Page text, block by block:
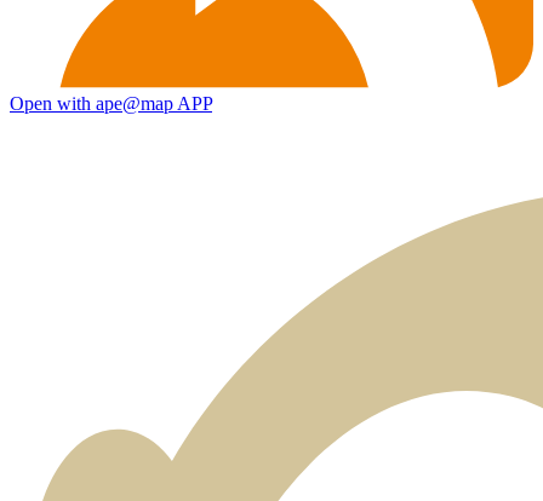
Open with ape@map APP